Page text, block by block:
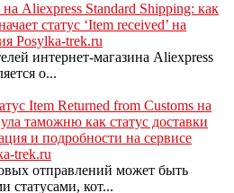
Aliexpress Standard Shipping: как
статус ‘Item received’ на
Posylka-trek.ru
интернет-магазина Aliexpress
о...
Item Returned from Customs на
таможню как статус доставки
и подробности на сервисе
trek.ru
отправлений может быть
статусами, кот...